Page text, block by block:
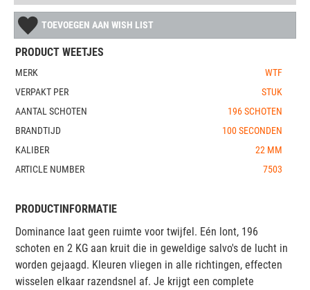
TOEVOEGEN AAN WISH LIST
PRODUCT WEETJES
MERK
WTF
VERPAKT PER
STUK
AANTAL SCHOTEN
196 SCHOTEN
BRANDTIJD
100 SECONDEN
KALIBER
22 MM
ARTICLE NUMBER
7503
PRODUCTINFORMATIE
Dominance laat geen ruimte voor twijfel. Eén lont, 196
schoten en 2 KG aan kruit die in geweldige salvo's de lucht in
worden gejaagd. Kleuren vliegen in alle richtingen, effecten
wisselen elkaar razendsnel af. Je krijgt een complete